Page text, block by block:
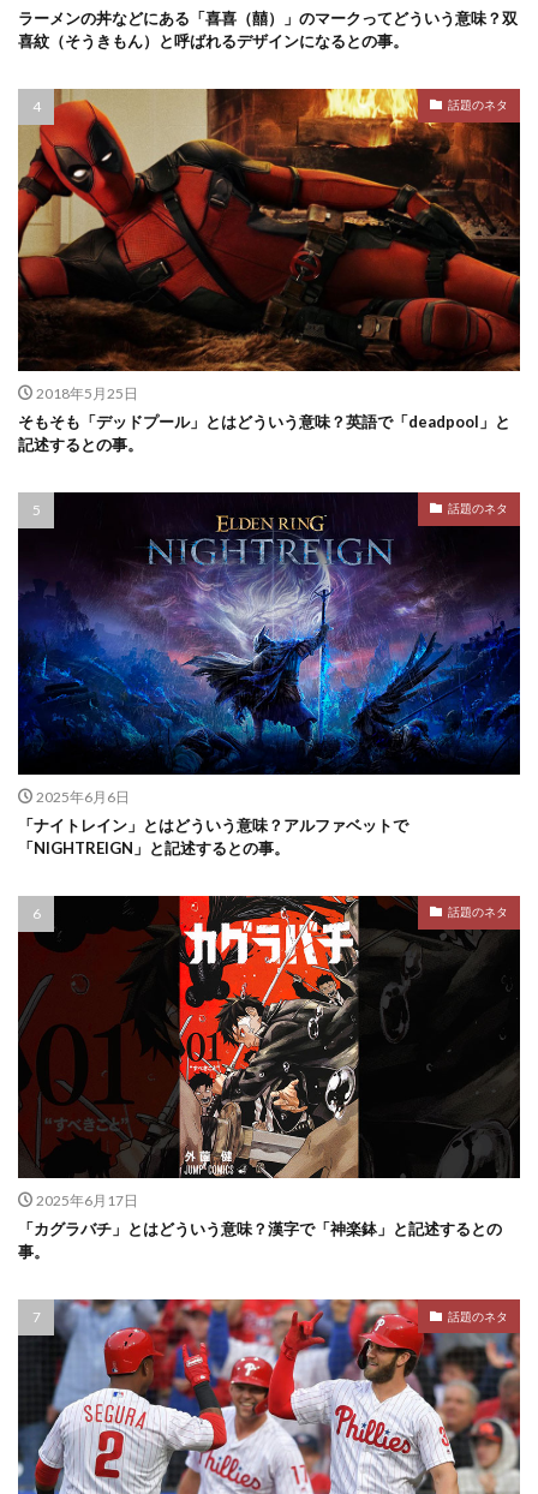
ラーメンの丼などにある「喜喜（囍）」のマークってどういう意味？双
喜紋（そうきもん）と呼ばれるデザインになるとの事。
話題のネタ
2018年5月25日
そもそも「デッドプール」とはどういう意味？英語で「deadpool」と
記述するとの事。
話題のネタ
2025年6月6日
「ナイトレイン」とはどういう意味？アルファベットで
「NIGHTREIGN」と記述するとの事。
話題のネタ
2025年6月17日
「カグラバチ」とはどういう意味？漢字で「神楽鉢」と記述するとの
事。
話題のネタ